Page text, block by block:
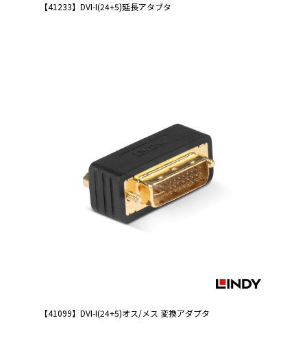
【41233】DVI-I(24+5)延長アタブタ
【41099】DVI-I(24+5)オス/メス 変換アダプタ